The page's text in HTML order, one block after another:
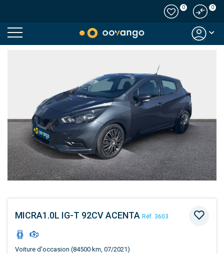
0 0
MICRA1.0L IG-T 92CV ACENTA Réf. 3603
Voiture d'occasion (84500 km, 07/2021)
Modal country